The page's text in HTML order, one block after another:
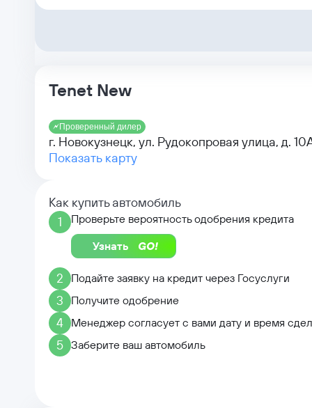
Tenet New
Проверенный дилер
г. Новокузнецк, ул. Рудокопровая улица, д.
Показать карту
Как купить автомобиль
1
Проверьте вероятность одобрения кредита
Узнать
2 Подайте заявку на кредит через Госуслуги
3 Получите одобрение
4 Менеджер согласует с вами дату и время
5 Заберите ваш автомобиль